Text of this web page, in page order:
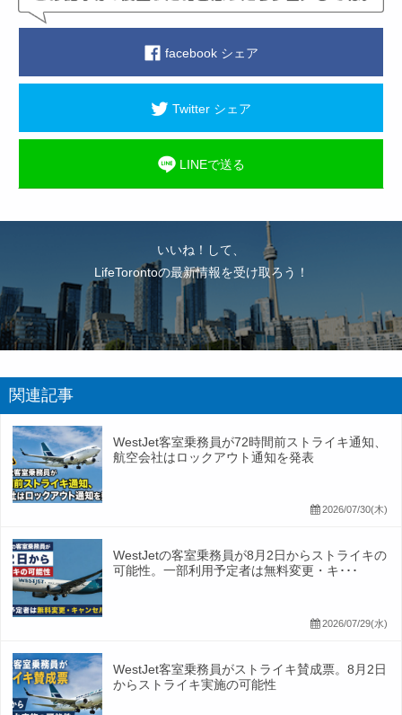
facebook シェア
Twitter シェア
LINEで送る
いいね！して、
LifeTorontoの最新情報を受け取ろう！
関連記事
WestJet客室乗務員が72時間前ストライキ通知、
航空会社はロックアウト通知を発表
2026/07/30(木)
WestJetの客室乗務員が8月2日からストライキの
可能性。一部利用予定者は無料変更・キ･･･
2026/07/29(水)
WestJet客室乗務員がストライキ賛成票。8月2日
からストライキ実施の可能性